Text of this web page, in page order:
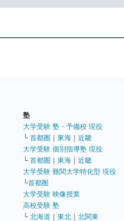
塾
大学受験 塾・予備校 現役
└ 首都圏 ｜ 東海 ｜ 近畿
大学受験 個別指導塾 現役
└ 首都圏 ｜ 東海 ｜ 近畿
大学受験 難関大学特化型 現役
└首都圏
大学受験 映像授業
高校受験 塾
└ 北海道 ｜ 東北 ｜ 北関東